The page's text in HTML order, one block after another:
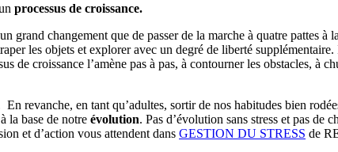
processus de croissance.
grand changement que de passer de la marche à quatre pattes
les objets et explorer avec un degré de liberté
croissance l’amène pas à pas, à contourner les obstacles, à
revanche, en tant qu’adultes, sortir de nos habitudes bien
la base de notre évolution. Pas d’évolution sans stress et pas de
et d’action vous attendent dans GESTION DU STRESS de